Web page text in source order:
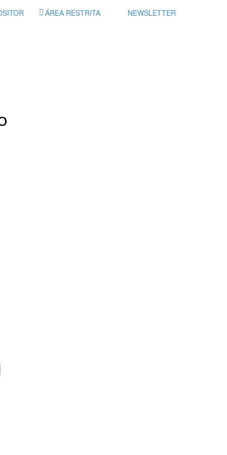
ÁREA RESTRITA NEWSLETTER